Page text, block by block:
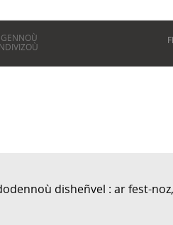
disheñvel : ar fest-